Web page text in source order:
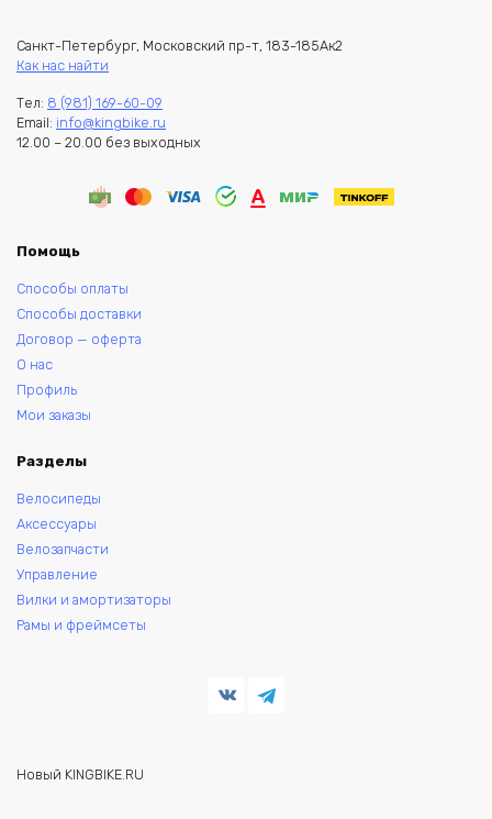
Санкт-Петербург, Московский пр-т, 183-185Ак2
Как нас найти
Тел: 8 (981) 169-60-09
Email: info@kingbike.ru
12.00 – 20.00 без выходных
Помощь
Способы оплаты
Способы доставки
Договор — оферта
О нас
Профиль
Мои заказы
Разделы
Велосипеды
Аксессуары
Велозапчасти
Управление
Вилки и амортизаторы
Рамы и фреймсеты
Новый KINGBIKE.RU